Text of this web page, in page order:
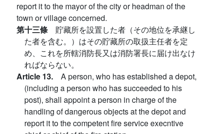
report it to the mayor of the city or headman of the
town or village concerned.
第十三條 貯藏所を設置した者（その地位を承継し
た者を含む。）はその貯藏所の取扱主任者を定
め、これを所轄消防長又は消防署長に届け出なけ
ればならない。
Article 13. A person, who has established a depot,
(including a person who has succeeded to his
post), shall appoint a person in charge of the
handling of dangerous objects at the depot and
report it to the competent fire service execntive